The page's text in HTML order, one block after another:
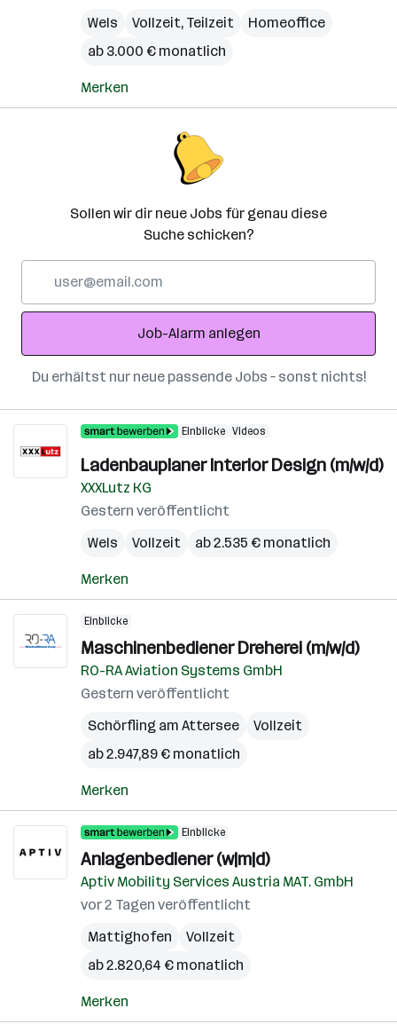
Wels
Vollzeit, Teilzeit
Homeoffice
ab 3.000 € monatlich
Merken
Sollen wir dir neue Jobs für genau diese
Suche schicken?
Adresse
Job-Alarm anlegen
Du erhältst nur neue passende Jobs – sonst nichts!
Einblicke Videos
Ladenbauplaner Interior Design (m/w/d)
XXXLutz KG
Gestern veröffentlicht
Wels
Vollzeit ab 2.535 € monatlich
Merken
Einblicke
Maschinenbediener Dreherei (m/w/d)
RO-RA Aviation Systems GmbH
Gestern veröffentlicht
Schörfling am Attersee
Vollzeit
ab 2.947,89 € monatlich
Merken
Einblicke
Anlagenbediener (w|m|d)
Aptiv Mobility Services Austria MAT. GmbH
vor 2 Tagen veröffentlicht
Mattighofen
Vollzeit
ab 2.820,64 € monatlich
Merken